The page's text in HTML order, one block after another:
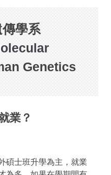
學系
Genetics
業？
碩士班升學為主，就業